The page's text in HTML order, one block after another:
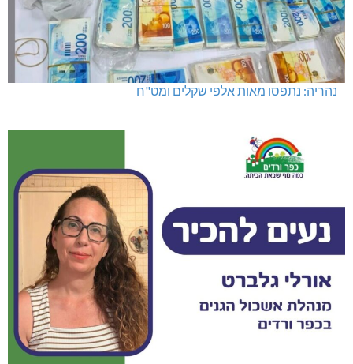
נהריה: נתפסו מאות אלפי שקלים ומט"ח